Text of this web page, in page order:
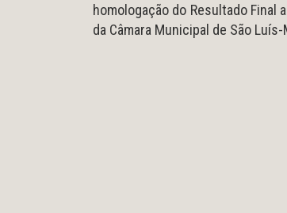
homologação do Resultado Final
da Câmara Municipal de São Luís-